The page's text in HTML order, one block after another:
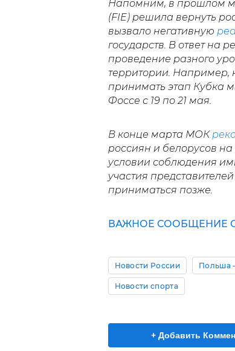
Напомним, в прошлом
(FIE) решила вернуть
вызвало негативную
государств. В ответ на
проведение разного
территории. Например,
принимать этап Кубка
Фоссе с 19 по 21 мая.
В конце марта МОК
россиян и белорусов
условии соблюдения
участия
приниматься позже.
ВАЖНОЕ СООБЩЕНИЕ
Новости России Польша
Новости спорта
+ Добавить